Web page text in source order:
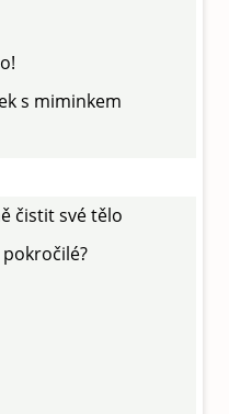
s miminkem
čistit své tělo